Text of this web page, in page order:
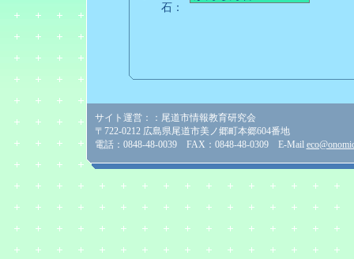
石：
サイト運営：：尾道市情報教育研究会
〒722-0212 広島県尾道市美ノ郷町本郷604番地
電話：0848-48-0039 FAX：0848-48-0309 E-Mail